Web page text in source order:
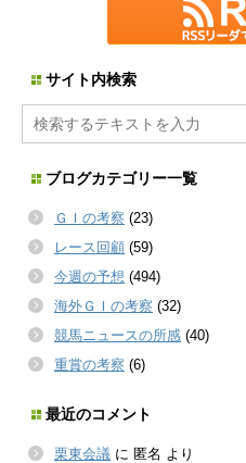
サイト内検索
ブログカテゴリー一覧
ＧＩの考察 (23)
レース回顧 (59)
今週の予想 (494)
海外ＧＩの考察 (32)
競馬ニュースの所感 (40)
重賞の考察 (6)
最近のコメント
栗東会議 に 匿名 より